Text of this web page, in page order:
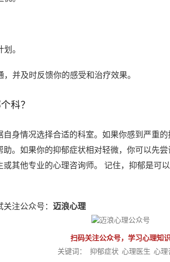
。
并及时反馈你的感受和治疗效果。
科？
自身情况选择合适的科室。如果你感到严重
助。如果你的抑郁症状相对轻微，你可以先
或其他专业的心理咨询师。 记住，抑郁是可
注公众号： 迈浪心理
扫码关注公众号，学习心理知
关键词：
抑郁症状 心理医生 心理